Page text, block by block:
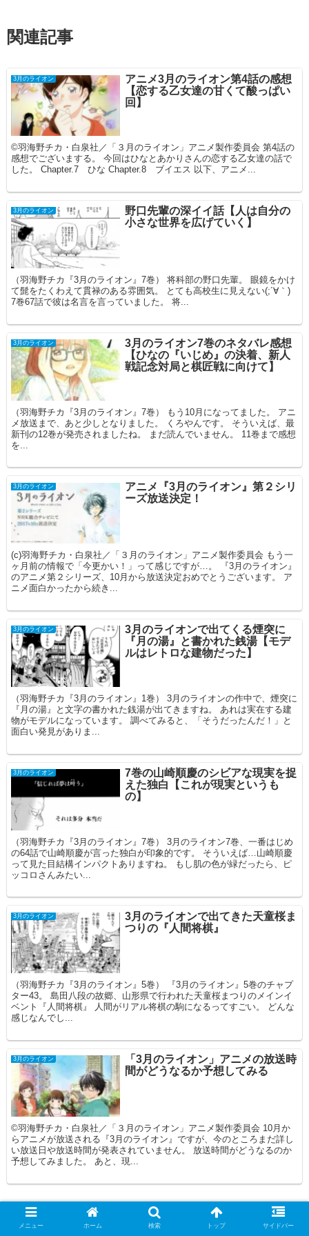
関連記事
3月のライオン
アニメ3月のライオン第4話の感想
【恋する乙女達の甘くて酸っぱい
回】
©羽海野チカ・白泉社／「３月のライオン」アニメ製作委員会 第4話の
感想でございまする。 今回はひなとあかりさんの恋する乙女達の話で
した。 Chapter.7 ひな Chapter.8 ブイエス 以下、アニメ...
3月のライオン
野口先輩の深イイ話【人は自分の
小さな世界を広げていく】
（羽海野チカ『3月のライオン』7巻） 将科部の野口先輩。 眼鏡をかけ
て髭をたくわえて貫禄のある雰囲気。 とても高校生に見えない(;´∀｀)
7巻67話で彼は名言を言っていました。 将...
3月のライオン
3月のライオン7巻のネタバレ感想
【ひなの『いじめ』の決着、新人
戦記念対局と棋匠戦に向けて】
（羽海野チカ『3月のライオン』7巻） もう10月になってました。 アニ
メ放送まで、あと少しとなりました。 くろやんです。 そういえば、最
新刊の12巻が発売されましたね。 まだ読んでいません。 11巻まで感想
を...
3月のライオン
アニメ『3月のライオン』第２シリ
ーズ放送決定！
(c)羽海野チカ・白泉社／「３月のライオン」アニメ製作委員会 もう一
ヶ月前の情報で「今更かい！」って感じですが…。 『3月のライオン』
のアニメ第２シリーズ、10月から放送決定おめでとうございます。 ア
ニメ面白かったから続き...
3月のライオン
3月のライオンで出てくる煙突に
『月の湯』と書かれた銭湯【モデ
ルはレトロな建物だった】
（羽海野チカ『3月のライオン』1巻） 3月のライオンの作中で、煙突に
『月の湯』と文字の書かれた銭湯が出てきますね。 あれは実在する建
物がモデルになっています。 調べてみると、「そうだったんだ！」と
面白い発見がありま...
3月のライオン
7巻の山崎順慶のシビアな現実を捉
えた独白【これが現実というも
の】
（羽海野チカ『3月のライオン』7巻） 3月のライオン7巻、一番はじめ
の64話で山崎順慶が言った独白が印象的です。 そういえば…山崎順慶
って見た目結構インパクトありますね。 もし肌の色が緑だったら、ピ
ッコロさんみたい...
3月のライオン
3月のライオンで出てきた天童桜ま
つりの『人間将棋』
（羽海野チカ『3月のライオン』5巻） 『3月のライオン』5巻のチャプ
ター43。 島田八段の故郷、山形県で行われた天童桜まつりのメインイ
ベント『人間将棋』 人間がリアル将棋の駒になるってすごい。 どんな
感じなんでし...
3月のライオン
「3月のライオン」アニメの放送時
間がどうなるか予想してみる
©羽海野チカ・白泉社／「３月のライオン」アニメ製作委員会 10月か
らアニメが放送される『3月のライオン』ですが、今のところまだ詳し
い放送日や放送時間が発表されていません。 放送時間がどうなるのか
予想してみました。 あと、現...
メニュー ホーム 検索 トップ サイドバー